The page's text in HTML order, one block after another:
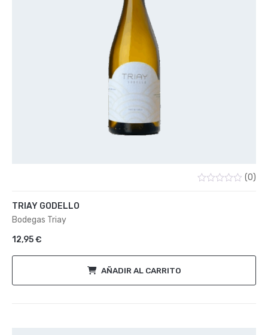
(0)
TRIAY GODELLO
Bodegas Triay
12,95€
AÑADIR AL CARRITO